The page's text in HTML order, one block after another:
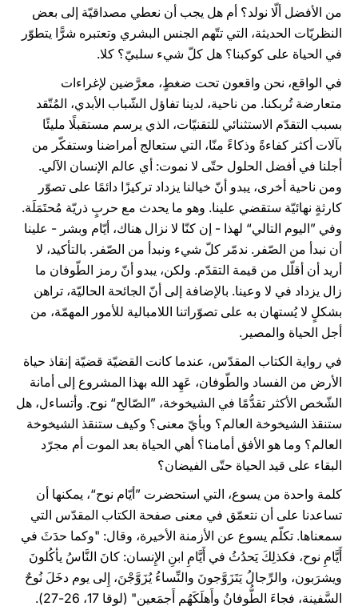
من الأفضل ألّا نولد؟ أم هل يجب أن نعطي مصداقيّة إلى بعض
النظريّات الحديثة، التي تتّهم الجنس البشري وتعتبره شرًّا يتطوّر
في الحياة على كوكبنا؟ هل كلّ شيء سلبيّ؟ كلا.
في الواقع، نحن واقعون تحت ضغطٍ، معرَّضين لإغراءات
متعارضة تُربكنا. من ناحية، لدينا تفاؤل الشّباب الأبدي، المُتّقد
بسبب التقدّم الاستثنائي للتقنيّات، الذي يرسم مستقبلًا مليئًا
بآلات أكثر كفاءةً وذكاءً منّا، التي ستعالج أمراضنا وستفكّر من
أجلنا في أفضل الحلول حتّى لا نموت: أي عالم الإنسان الآلي.
ومن ناحية أخرى، يبدو أنّ خيالنا يزداد تركيزًا دائمًا على تصوّر
كارثةٍ نهائيّة ستقضي علينا. وهو ما يحدث مع حربٍ ذريّة مُحتَمَلَة.
وفي ”اليوم التالي“ لهذا - إن كنّا لا نزال هناك، أيّام وبشر - علينا
أن نبدأ من الصّفر. ندمّر كلّ شيء ونبدأ من الصّفر. بالتأكيد، لا
أريد أن أقلّل من قيمة التقدّم. ولكن، يبدو أنّ رمز الطّوفان ما
زال يزداد في لا وعينا. بالإضافة إلى أنّ الجائحة الحاليّة، تراهن
بشكلٍ لا يُستهان به على تصوّراتنا اللامبالية للأمور المهمّة، من
أجل الحياة والمصير.
في رواية الكتاب المقدّس، عندما كانت القضيّة قضيّة إنقاذ حياة
الأرض من الفساد والطّوفان، عَهِد الله بهذا المشروع إلى أمانة
الشّخص الأكثر تقدُّمًا في الشيخوخة، ”الصّالح“ نوح. وأتساءل، هل
ستنقذ الشيخوخة العالم؟ وبأيّ معنى؟ وكيف ستنقذ الشيخوخة
العالم؟ وما هو الأفق أمامنا؟ أهي الحياة بعد الموت أم مجرّد
البقاء على قيد الحياة حتّى الفيضان؟
كلمة واحدة من يسوع، التي استحضرت ”أيّام نوح“، يمكنها أن
تساعدنا على أن نتعمّق في معنى صفحة الكتاب المقدّس التي
سمعناها. تكلّم يسوع عن الأزمنة الأخيرة، وقال: "وكما حدَثَ في
أَيَّامِ نوح، فكذلِكَ يَحدُثُ في أَيَّامِ ابنِ الإِنسان: كانَ النَّاسُ يأكُلونَ
ويشرَبون، والرِّجالُ يَتَزَوَّجونَ والنِّساءُ يُزَوَّجْنَ، إِلى يوم دخَلَ نُوحٌ
السَّفينة، فجاءَ الطُّوفانُ وأَهلَكَهُم أَجمَعين" (لوقا 17، 26-27).